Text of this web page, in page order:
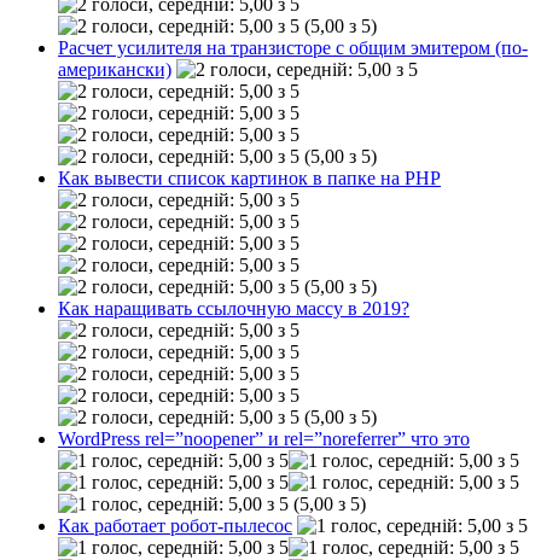
(5,00 з 5)
Расчет усилителя на транзисторе с общим эмитером (по-
американски)
(5,00 з 5)
Как вывести список картинок в папке на РНР
(5,00 з 5)
Как наращивать ссылочную массу в 2019?
(5,00 з 5)
WordPress rel=”noopener” и rel=”noreferrer” что это
(5,00 з 5)
Как работает робот-пылесос